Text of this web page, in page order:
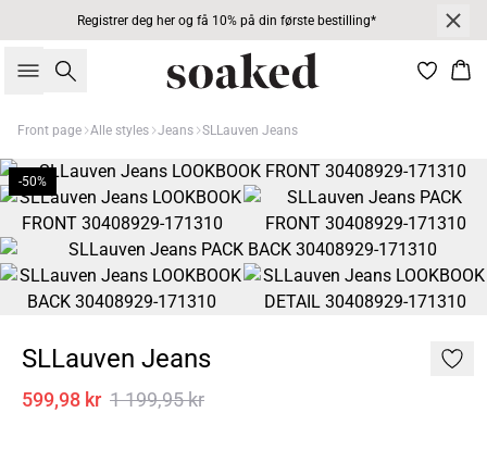
Registrer deg her og få 10% på din første bestilling*
Søk
Front page Alle styles Jeans SLLauven Jeans
-50%
SLLauven Jeans
599,98 kr 1 199,95 kr